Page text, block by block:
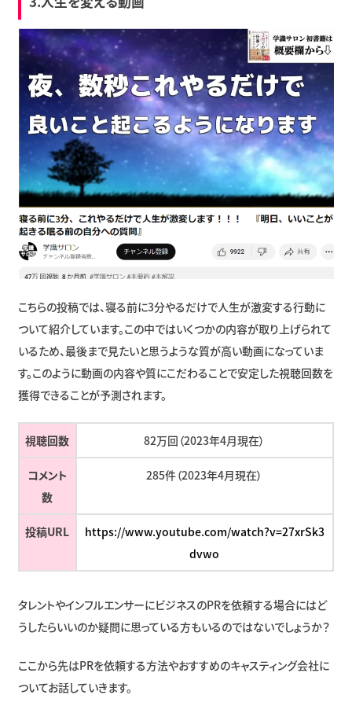
こちらの投稿では、寝る前に3分やるだけで人生が激変する行動に
ついて紹介しています。この中ではいくつかの内容が取り上げられて
いるため、最後まで見たいと思うような質が高い動画になっていま
す。このように動画の内容や質にこだわることで安定した視聴回数を
獲得できることが予測されます。
視聴回数 82万回（2023年4月現在）
コメント
数
285件（2023年4月現在）
投稿URL
https://www.youtube.com/watch?v=27xrSk3
dvwo
タレントやインフルエンサーにビジネスのPRを依頼する場合にはど
うしたらいいのか疑問に思っている方もいるのではないでしょうか？
ここから先はPRを依頼する方法やおすすめのキャスティング会社に
ついてお話していきます。